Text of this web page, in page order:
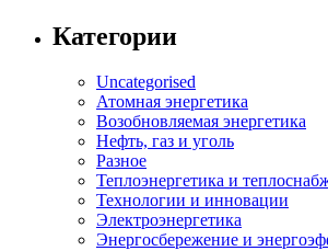
Категории
Uncategorised
Атомная энергетика
Возобновляемая энергетика
Нефть, газ и уголь
Разное
Теплоэнергетика и
Технологии и инновации
Электроэнергетика
Энергосбережение и